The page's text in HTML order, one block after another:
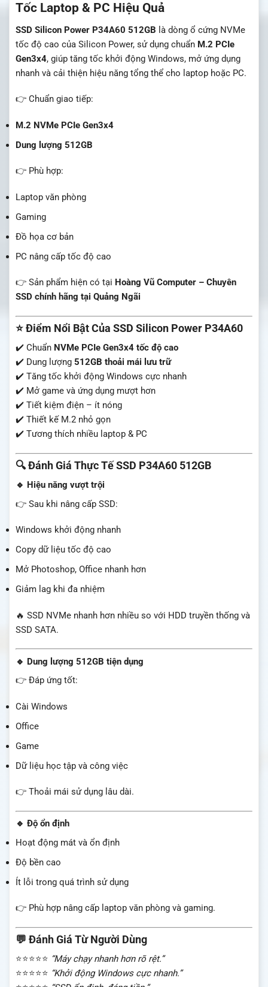
Tốc Laptop & PC Hiệu Quả
SSD Silicon Power P34A60 512GB là dòng ổ cứng NVMe
tốc độ cao của Silicon Power, sử dụng chuẩn M.2 PCIe
Gen3x4, giúp tăng tốc khởi động Windows, mở ứng dụng
nhanh và cải thiện hiệu năng tổng thể cho laptop hoặc PC.
👉 Chuẩn giao tiếp:
M.2 NVMe PCIe Gen3x4
Dung lượng 512GB
👉 Phù hợp:
Laptop văn phòng
Gaming
Đồ họa cơ bản
PC nâng cấp tốc độ cao
👉 Sản phẩm hiện có tại Hoàng Vũ Computer – Chuyên
SSD chính hãng tại Quảng Ngãi
⭐ Điểm Nổi Bật Của SSD Silicon Power P34A60
✔️ Chuẩn NVMe PCIe Gen3x4 tốc độ cao
✔️ Dung lượng 512GB thoải mái lưu trữ
✔️ Tăng tốc khởi động Windows cực nhanh
✔️ Mở game và ứng dụng mượt hơn
✔️ Tiết kiệm điện – ít nóng
✔️ Thiết kế M.2 nhỏ gọn
✔️ Tương thích nhiều laptop & PC
🔍 Đánh Giá Thực Tế SSD P34A60 512GB
🔹 Hiệu năng vượt trội
👉 Sau khi nâng cấp SSD:
Windows khởi động nhanh
Copy dữ liệu tốc độ cao
Mở Photoshop, Office nhanh hơn
Giảm lag khi đa nhiệm
🔥 SSD NVMe nhanh hơn nhiều so với HDD truyền thống và
SSD SATA.
🔹 Dung lượng 512GB tiện dụng
👉 Đáp ứng tốt:
Cài Windows
Office
Game
Dữ liệu học tập và công việc
👉 Thoải mái sử dụng lâu dài.
🔹 Độ ổn định
Hoạt động mát và ổn định
Độ bền cao
Ít lỗi trong quá trình sử dụng
👉 Phù hợp nâng cấp laptop văn phòng và gaming.
💬 Đánh Giá Từ Người Dùng
⭐⭐⭐⭐⭐ “Máy chạy nhanh hơn rõ rệt.”
⭐⭐⭐⭐⭐ “Khởi động Windows cực nhanh.”